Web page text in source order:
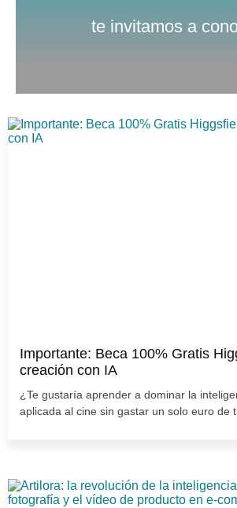
te invitamos a
Importante: Beca 100% Gratis
creación con IA
¿Te gustaría aprender a dominar la
aplicada al cine sin gastar un solo euro de